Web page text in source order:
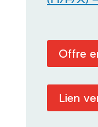
Offre
Lien